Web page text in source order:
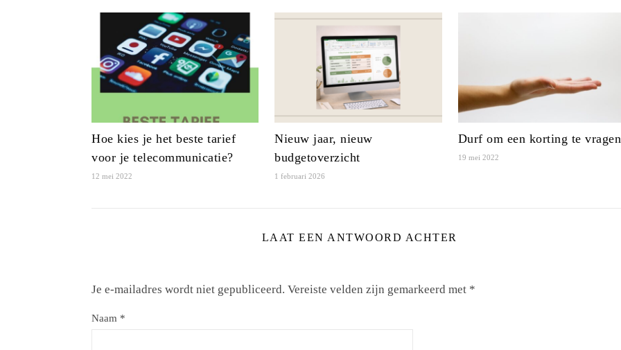
Hoe kies je het beste tarief
voor je telecommunicatie?
12 mei 2022
Nieuw jaar, nieuw
budgetoverzicht
1 februari 2026
Durf om een korting te vragen
19 mei 2022
LAAT EEN ANTWOORD ACHTER
Je e-mailadres wordt niet gepubliceerd. Vereiste velden zijn gemarkeerd met *
Naam *